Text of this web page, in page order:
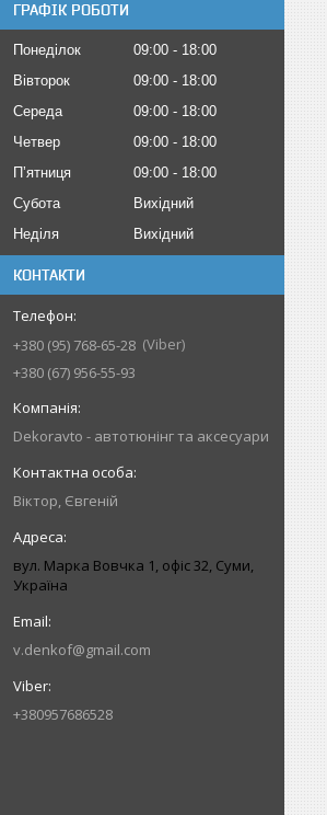
ГРАФІК РОБОТИ
Понеділок 09:00
18:00
Вівторок
09:00
18:00
Середа
09:00
18:00
Четвер
09:00
18:00
Пʼятниця
09:00
18:00
Субота
Вихідний
Неділя
Вихідний
КОНТАКТИ
+380 (95) 768-65-28 Viber
+380 (67) 956-55-93
Dekoravto - автотюнінг та аксесуари
Віктор, Євгеній
вул. Марка Вовчка 1, офіс 32, Суми,
Україна
v.denkof@gmail.com
+380957686528